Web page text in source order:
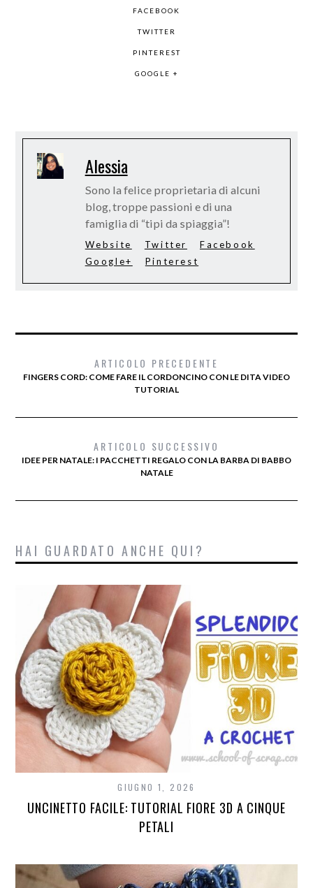
FACEBOOK
TWITTER
PINTEREST
GOOGLE +
Alessia
Sono la felice proprietaria di alcuni
blog, troppe passioni e di una
famiglia di “tipi da spiaggia”!
Website Twitter
Facebook
Google+
Pinterest
ARTICOLO PRECEDENTE
FINGERS CORD: COME FARE IL CORDONCINO CON LE DITA VIDEO
TUTORIAL
ARTICOLO SUCCESSIVO
IDEE PER NATALE: I PACCHETTI REGALO CON LA BARBA DI BABBO
NATALE
HAI GUARDATO ANCHE QUI?
GIUGNO 1, 2026
UNCINETTO FACILE: TUTORIAL FIORE 3D A CINQUE
PETALI